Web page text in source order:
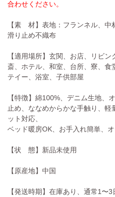
合わせください。
【素 材】表地：フランネル、中
滑り止め不織布
【適用場所】玄関、お店、リビ
斎、ホテル、和室、台所、寮、
テイー、浴室、子供部屋
【特徴】綿100%、デニム生地、
止め、ななめからかな手触り、
ット対応、
ベッド暖房OK、お手入れ簡単、
【状 態】新品未使用
【原産地】中国
【発送時期】在庫あり、通常1〜